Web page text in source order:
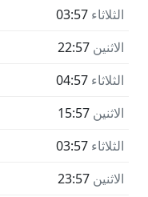
الثلاثاء 03:57
الاثنين 22:57
الثلاثاء 04:57
الاثنين 15:57
الثلاثاء 03:57
الاثنين 23:57